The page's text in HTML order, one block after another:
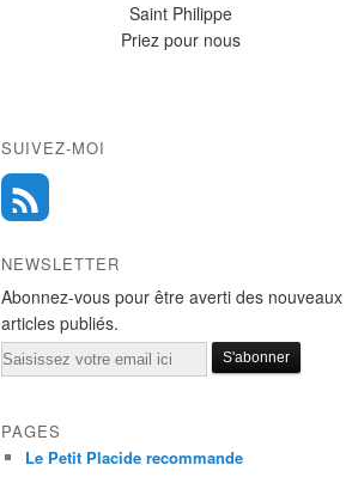
Saint Philippe
Priez pour nous
SUIVEZ-MOI
NEWSLETTER
Abonnez-vous pour être averti des nouveaux
articles publiés.
Email
PAGES
Le Petit Placide recommande